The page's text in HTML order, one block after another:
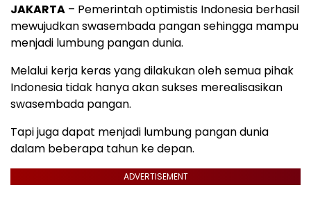
JAKARTA – Pemerintah optimistis Indonesia berhasil
mewujudkan swasembada pangan sehingga mampu
menjadi lumbung pangan dunia.
Melalui kerja keras yang dilakukan oleh semua pihak
Indonesia tidak hanya akan sukses merealisasikan
swasembada pangan.
Tapi juga dapat menjadi lumbung pangan dunia
dalam beberapa tahun ke depan.
ADVERTISEMENT